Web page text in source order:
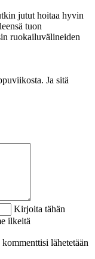
jutut hoitaa hyvin
tuon
ruokailuvälineiden
Ja sitä
Kirjoita tähän
ilkeitä
lähetetään